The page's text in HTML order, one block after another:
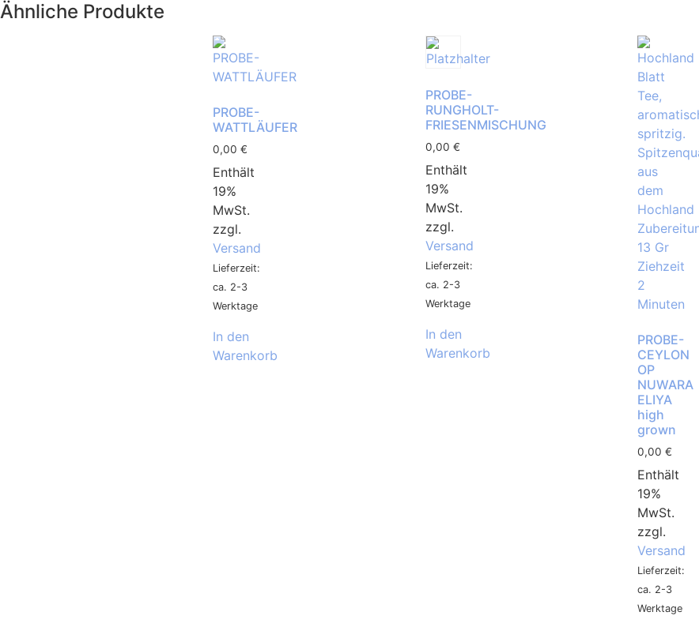
Ähnliche Produkte
PROBE-
WATTLÄUFER
0,00 €
Enthält
19%
MwSt.
zzgl.
Versand
Lieferzeit:
ca. 2-3
Werktage
In den
Warenkorb
PROBE-
RUNGHOLT-
FRIESENMISCHUNG
0,00 €
Enthält
19%
MwSt.
zzgl.
Versand
Lieferzeit:
ca. 2-3
Werktage
In den
Warenkorb
PROBE-
CEYLON
OP
NUWARA
ELIYA
high
grown
0,00€
Enthält
19%
MwSt.
zzgl.
Versand
Lieferzeit:
ca. 2-3
Werktage